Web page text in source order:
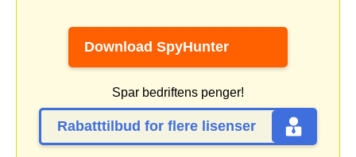
Download SpyHunter
Spar bedriftens penger!
Rabatttilbud for flere lisenser